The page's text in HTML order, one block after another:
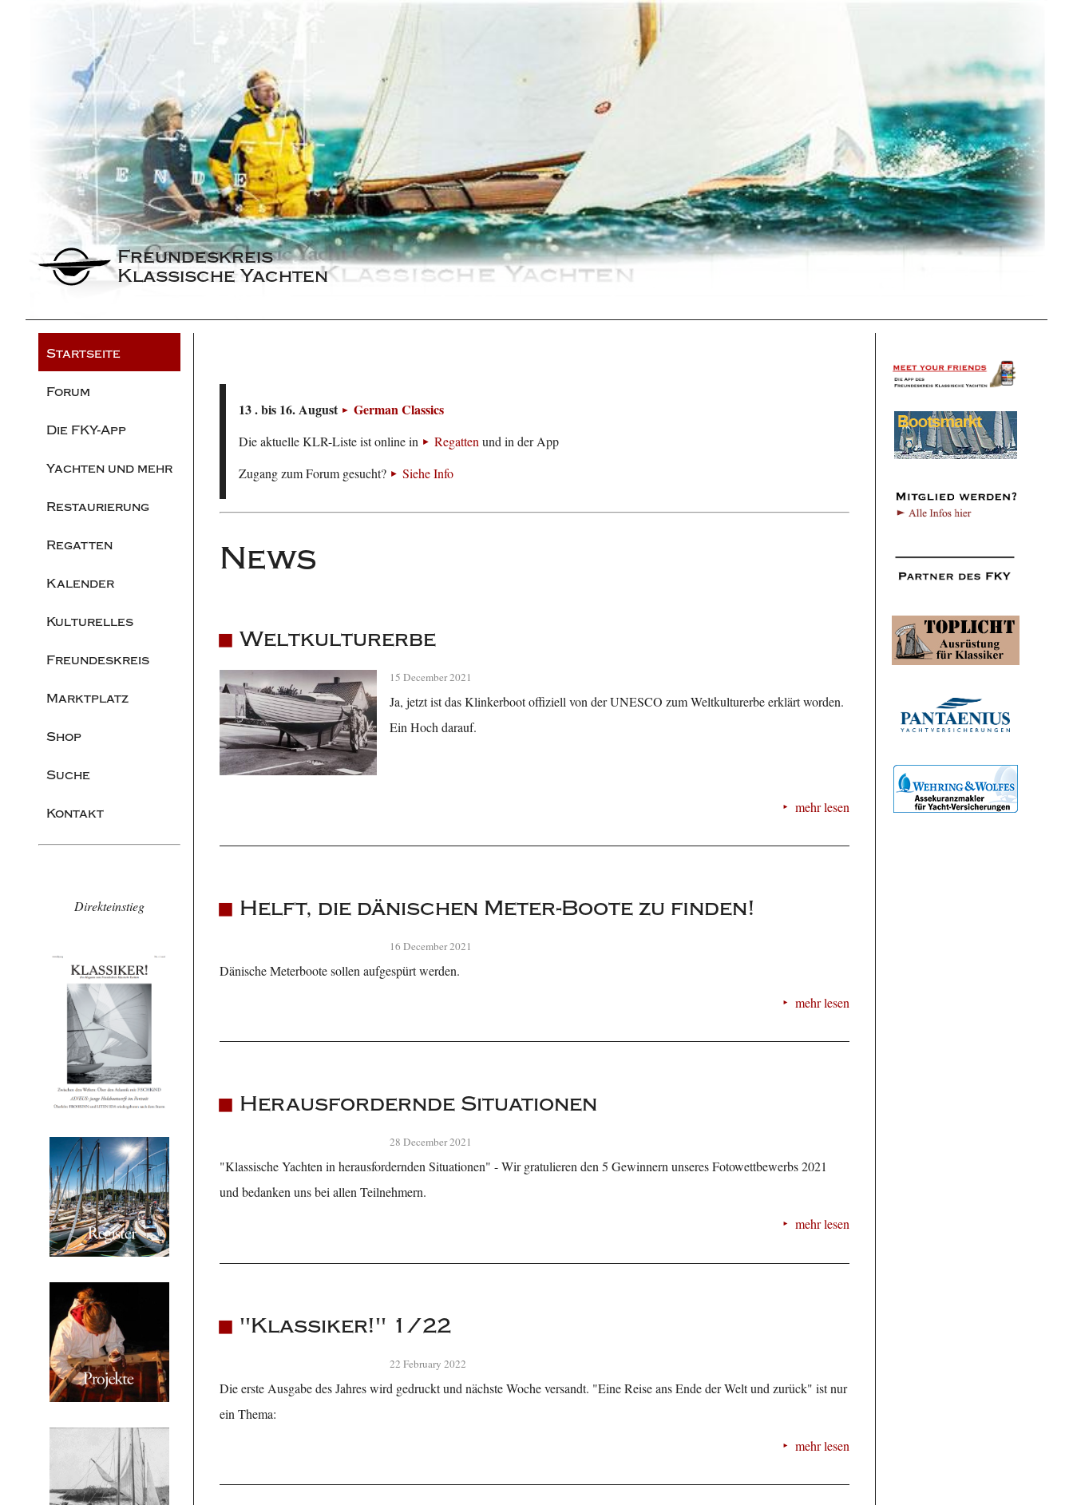
Freundeskreis
Klassische Yachten
Startseite
Forum
Die FKY-App
Yachten und mehr
Restaurierung
Regatten
Kalender
Kulturelles
Freundeskreis
Marktplatz
Shop
Suche
Kontakt
Direkteinstieg
13 . bis 16. August German Classics
Die aktuelle KLR-Liste ist online in Regattenund in der App
Zugang zum Forum gesucht?
Siehe Info
News
Weltkulturerbe
15 December 2021
Ja, jetzt ist das Klinkerboot offiziell von der UNESCO zum Weltkulturerbe erklärt worden.
Ein Hoch darauf.
mehr lesen
Helft, die dänischen Meter-Boote zu finden!
16 December 2021
Dänische Meterboote sollen aufgespürt werden.
mehr lesen
Herausfordernde Situationen
28 December 2021
"Klassische Yachten in herausfordernden Situationen" - Wir gratulieren den 5 Gewinnern unseres Fotowettbewerbs 2021
und bedanken uns bei allen Teilnehmern.
mehr lesen
"Klassiker!" 1/22
22 February 2022
Die erste Ausgabe des Jahres wird gedruckt und nächste Woche versandt. "Eine Reise ans Ende der Welt und zurück" ist nur
ein Thema:
mehr lesen